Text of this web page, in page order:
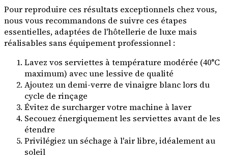
Pour reproduire ces résultats exceptionnels chez vous,
nous vous recommandons de suivre ces étapes
essentielles, adaptées de l'hôtellerie de luxe mais
réalisables sans équipement professionnel :
Lavez vos serviettes à température modérée (40°C
maximum) avec une lessive de qualité
Ajoutez un demi-verre de vinaigre blanc lors du
cycle de rinçage
Évitez de surcharger votre machine à laver
Secouez énergiquement les serviettes avant de les
étendre
Privilégiez un séchage à l'air libre, idéalement au
soleil